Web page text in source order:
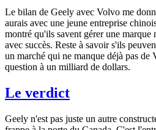
Le bilan de Geely avec Volvo me
aurais avec une jeune entreprise
montré qu'ils savent gérer une marque
avec succès. Reste à savoir s'ils
un marché qui ne manque déjà pas de
question à un milliard de dollars.
Le verdict
Geely n'est pas juste un autre